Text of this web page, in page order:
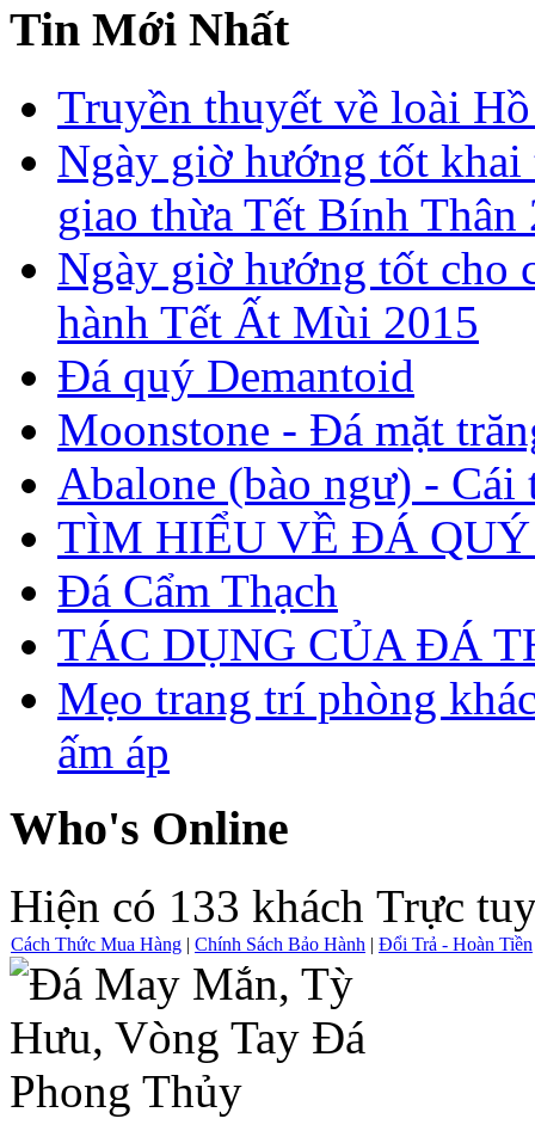
Tin Mới Nhất
Truyền thuyết về loài
Ngày giờ hướng tốt
giao thừa Tết Bính Thân
Ngày giờ hướng tốt cho
hành Tết Ất Mùi 2015
Đá quý Demantoid
Moonstone - Đá mặt
Abalone (bào ngư) - Cái
TÌM HIỂU VỀ ĐÁ QUÝ
Đá Cẩm Thạch
TÁC DỤNG CỦA ĐÁ
Mẹo trang trí phòng
ấm áp
Who's Online
Hiện có 133 khách Trực
Cách Thức Mua Hàng | Chính Sách Bảo Hành | Đổi Trả - Hoàn Tiền